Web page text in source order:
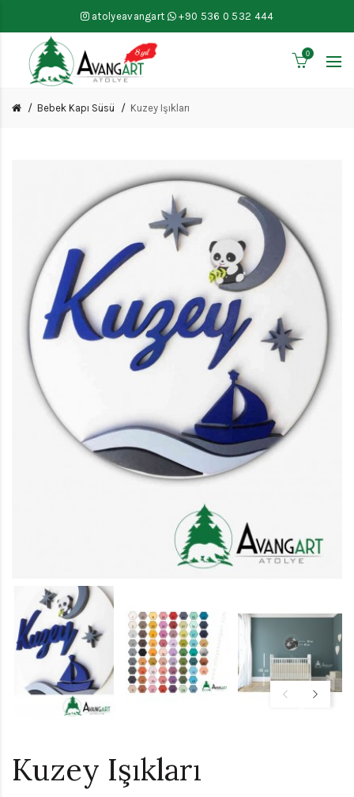
atolyeavangart +90 536 0 532 444
0
Bebek Kapı Süsü Kuzey Işıkları
Kuzey Işıkları